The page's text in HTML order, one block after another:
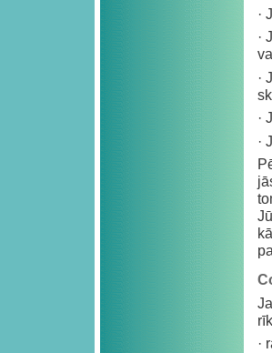
·
·
·
·
·
·